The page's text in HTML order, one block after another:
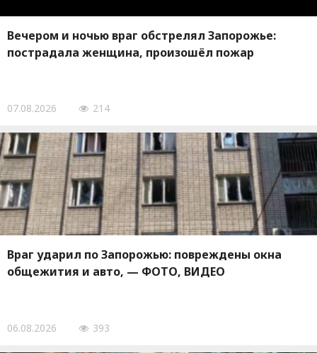
Вечером и ночью враг обстрелял Запорожье:
пострадала женщина, произошёл пожар
07.08.2026 214
Враг ударил по Запорожью: повреждены окна
общежития и авто, — ФОТО, ВИДЕО
06.08.2026 393